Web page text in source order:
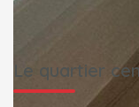
Le quartier